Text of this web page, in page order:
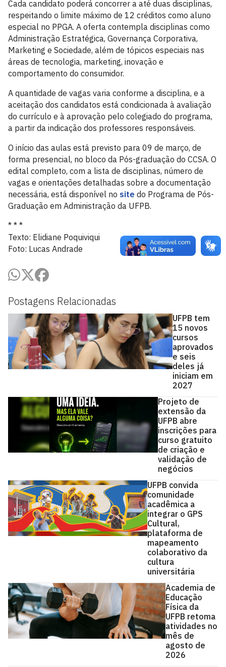
Postagens Relacionadas
UFPB tem
15 novos
cursos
aprovados
e seis
deles já
iniciam em
2027
Projeto de
extensão da
UFPB abre
inscrições para
curso gratuito
de criação e
validação de
negócios
UFPB convida
comunidade
acadêmica a
integrar o GPS
Cultural,
plataforma de
mapeamento
colaborativo da
cultura
universitária
Academia de
Educação
Física da
UFPB retoma
atividades no
mês de
agosto de
2026
Cada candidato poderá concorrer a até duas disciplinas,
respeitando o limite máximo de 12 créditos como aluno
especial no PPGA. A oferta contempla disciplinas como
Administração Estratégica, Governança Corporativa,
Marketing e Sociedade, além de tópicos especiais nas
áreas de tecnologia, marketing, inovação e
comportamento do consumidor.
A quantidade de vagas varia conforme a disciplina, e a
aceitação dos candidatos está condicionada à avaliação
do currículo e à aprovação pelo colegiado do programa,
a partir da indicação dos professores responsáveis.
O início das aulas está previsto para 09 de março, de
forma presencial, no bloco da Pós-graduação do CCSA. O
edital completo, com a lista de disciplinas, número de
vagas e orientações detalhadas sobre a documentação
necessária, está disponível no site do Programa de Pós-
Graduação em Administração da UFPB.
* * *
Texto: Elidiane Poquiviqui
Foto: Lucas Andrade